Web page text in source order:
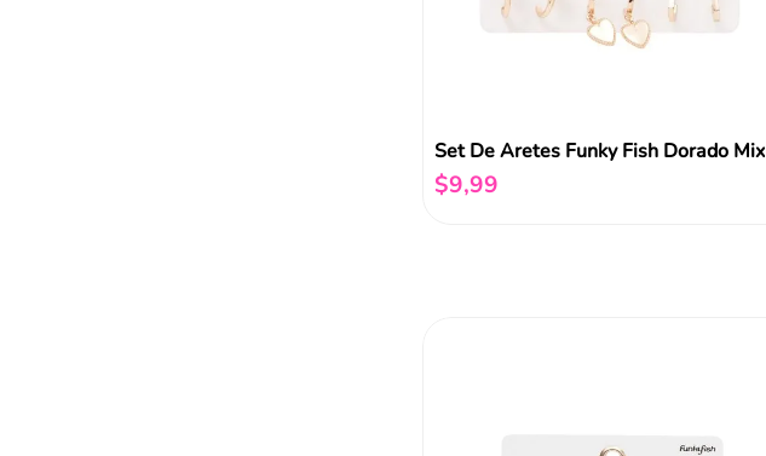
Set De Aretes Funky Fish Dorado Mix
$9,99